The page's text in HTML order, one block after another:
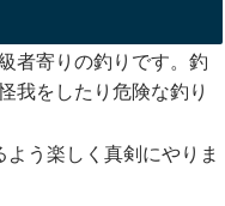
者寄りの釣りです。釣
我をしたり危険な釣り
う楽しく真剣にやりま